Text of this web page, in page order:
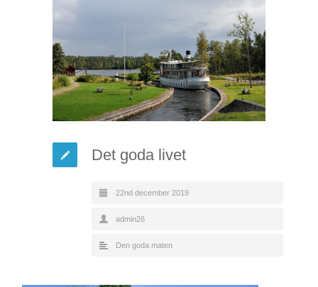
Det goda livet
22nd december 2019
admin26
Den goda maten